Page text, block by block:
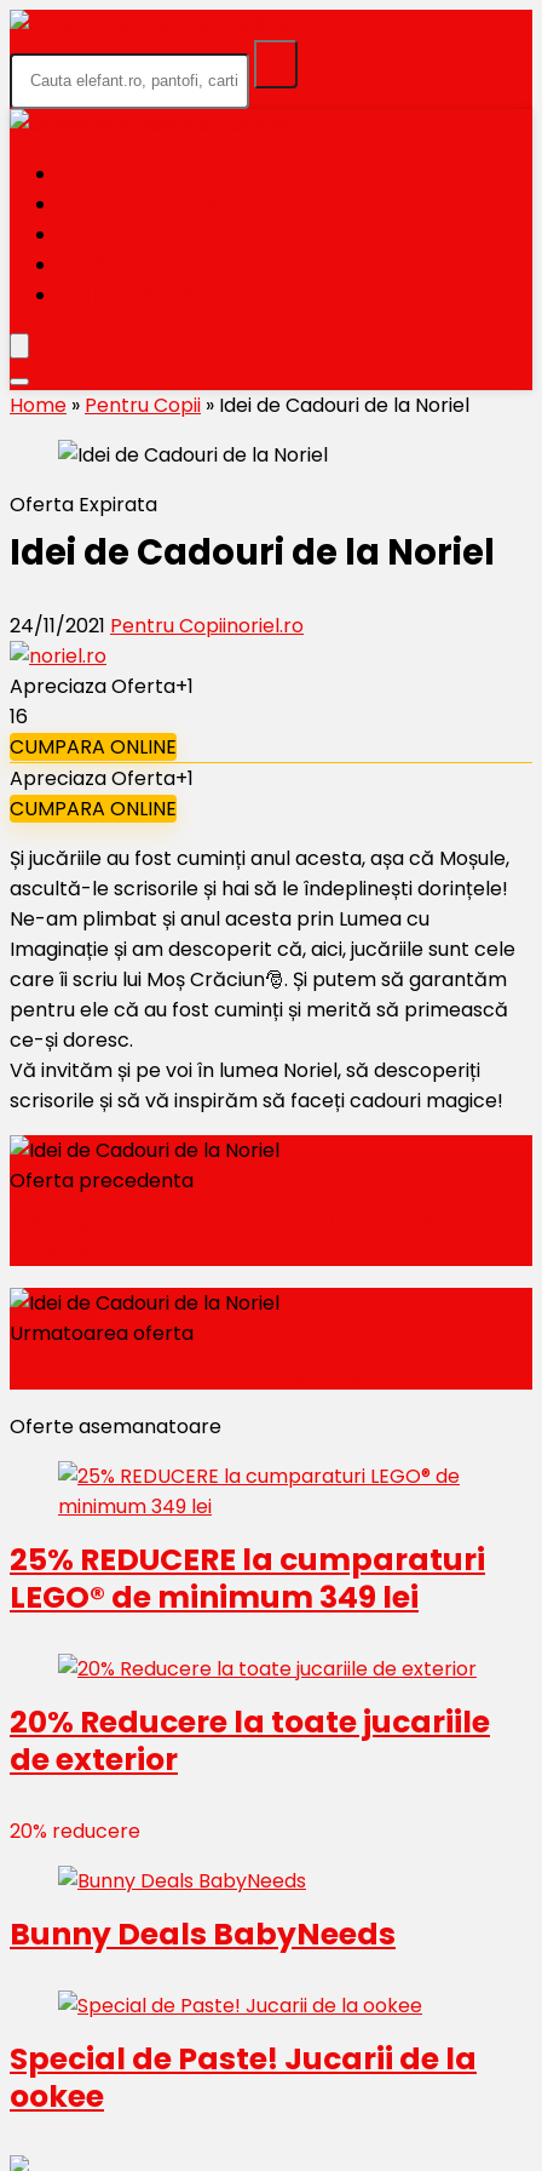
Home » Pentru Copii » Idei de Cadouri de la Noriel
Oferta Expirata
Idei de Cadouri de la Noriel
24/11/2021 Pentru Copiinoriel.ro
Apreciaza Oferta+1
16
CUMPARA ONLINE
Apreciaza Oferta+1
CUMPARA ONLINE
Și jucăriile au fost cuminți anul acesta, așa că Moșule,
ascultă-le scrisorile și hai să le îndeplinești dorințele!
Ne-am plimbat și anul acesta prin Lumea cu
Imaginație și am descoperit că, aici, jucăriile sunt cele
care îi scriu lui Moș Crăciun🎅. Și putem să garantăm
pentru ele că au fost cuminți și merită să primească
ce-și doresc.
Vă invităm și pe voi în lumea Noriel, să descoperiți
scrisorile și să vă inspirăm să faceți cadouri magice!
Oferta precedenta
Urmatoarea oferta
Oferte asemanatoare
25% REDUCERE la cumparaturi
LEGO® de minimum 349 lei
20% Reducere la toate jucariile
de exterior
20% reducere
Bunny Deals BabyNeeds
Special de Paste! Jucarii de la
ookee